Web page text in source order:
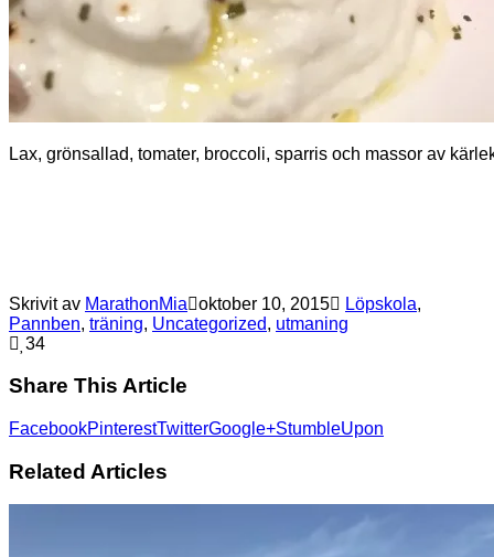
Lax, grönsallad, tomater, broccoli, sparris och massor av
Skrivit av MarathonMia oktober 10, 2015 Löpskola,
Pannben, träning, Uncategorized, utmaning
34
Share This Article
FacebookPinterestTwitterGoogle+StumbleUpon
Related Articles